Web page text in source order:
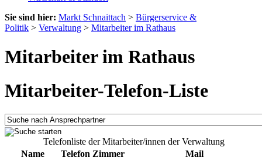
Sie sind hier: Markt Schnaittach > Bürgerservice &
Politik > Verwaltung > Mitarbeiter im Rathaus
Mitarbeiter im Rathaus
Mitarbeiter-Telefon-Liste
Telefonliste der Mitarbeiter/innen der Verwaltung
Name
Telefon Zimmer
Mail